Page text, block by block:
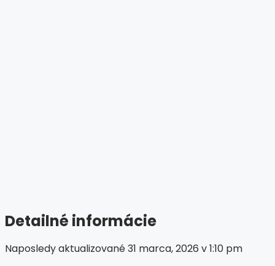
Detailné informácie
Naposledy aktualizované 31 marca, 2026 v 1:10 pm